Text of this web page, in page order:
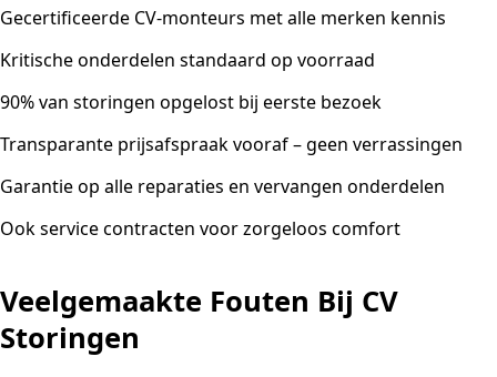
Gecertificeerde CV-monteurs met alle merken kennis
Kritische onderdelen standaard op voorraad
90% van storingen opgelost bij eerste bezoek
Transparante prijsafspraak vooraf – geen verrassingen
Garantie op alle reparaties en vervangen onderdelen
Ook service contracten voor zorgeloos comfort
Veelgemaakte Fouten Bij CV
Storingen